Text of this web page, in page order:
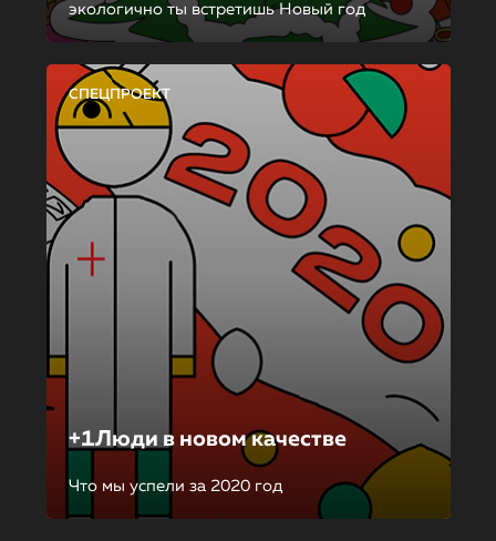
экологично ты встретишь Новый год
СПЕЦПРОЕКТ
+1Люди в новом качестве
Что мы успели за 2020 год